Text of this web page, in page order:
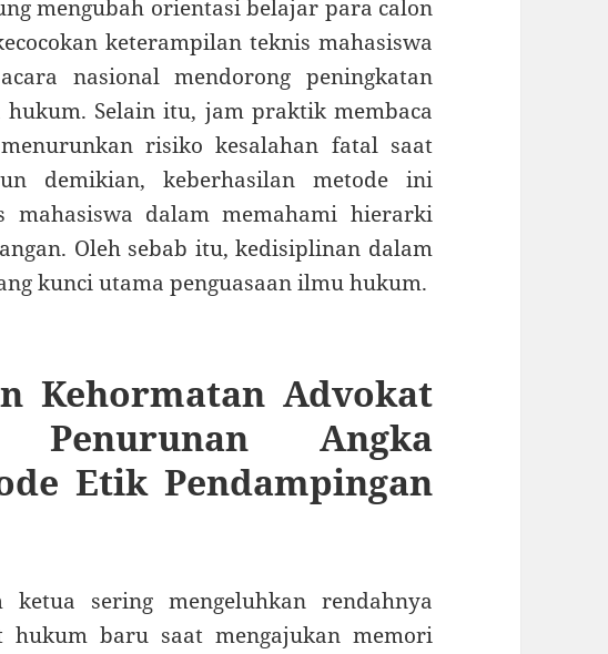
mengubah orientasi belajar para calon
keterampilan teknis mahasiswa
nasional mendorong peningkatan
hukum. Selain itu, jam praktik membaca
risiko kesalahan fatal saat
demikian, keberhasilan metode ini
mahasiswa dalam memahami hierarki
Oleh sebab itu, kedisiplinan dalam
kunci utama penguasaan ilmu hukum.
Kehormatan Advokat
Penurunan Angka
Etik Pendampingan
ketua sering mengeluhkan rendahnya
hukum baru saat mengajukan memori